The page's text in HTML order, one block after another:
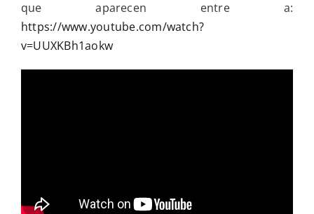
que aparecen entre a:
https://www.youtube.com/watch?
v=UUXKBh1aokw